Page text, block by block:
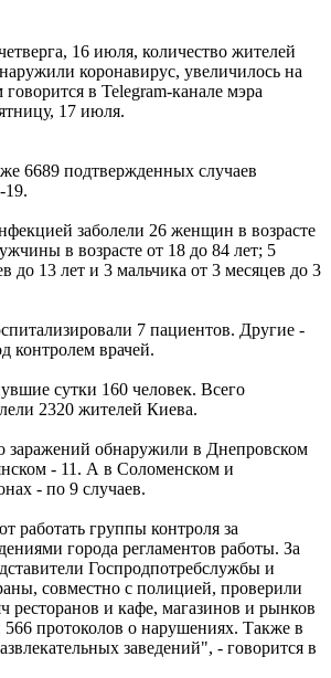
16 июля, количество жителей
коронавирус, увеличилось на
в Telegram-канале мэра
17 июля.
6689 подтвержденных случаев
19.
заболели 26 женщин в возрасте
в возрасте от 18 до 84 лет; 5
до 13 лет и 3 мальчика от 3 месяцев до 3
7 пациентов. Другие -
контролем врачей.
сутки 160 человек. Всего
2320 жителей Киева.
заражений обнаружили в Днепровском
- 11. А в Соломенском и
- по 9 случаев.
работать группы контроля за
города регламентов работы. За
Госпродпотребслужбы и
совместно с полицией, проверили
ресторанов и кафе, магазинов и рынков
протоколов о нарушениях. Также в
заведений", - говорится в